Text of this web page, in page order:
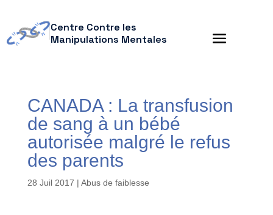
Centre Contre les
Manipulations Mentales
CANADA : La transfusion
de sang à un bébé
autorisée malgré le refus
des parents
28 Juil 2017 | Abus de faiblesse